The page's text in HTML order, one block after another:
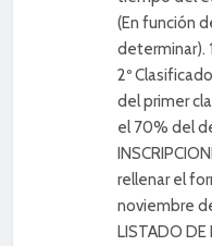
(En función
determinar).
2º
del primer
el 70% del
rellenar el
noviembre
LISTADO DE